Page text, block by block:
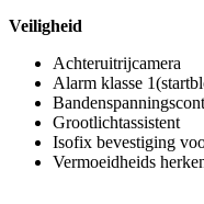
Veiligheid
Achteruitrijcamera
Alarm klasse
Grootlichtassistent
Isofix bevestiging
Vermoeidheids